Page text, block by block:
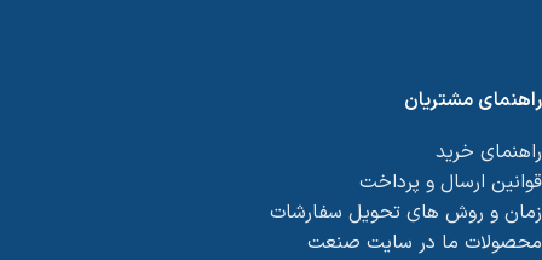
راهنمای مشتریان
راهنمای خرید
قوانین ارسال و پرداخت
زمان و روش های تحویل سفارشات
محصولات ما در سایت صنعت